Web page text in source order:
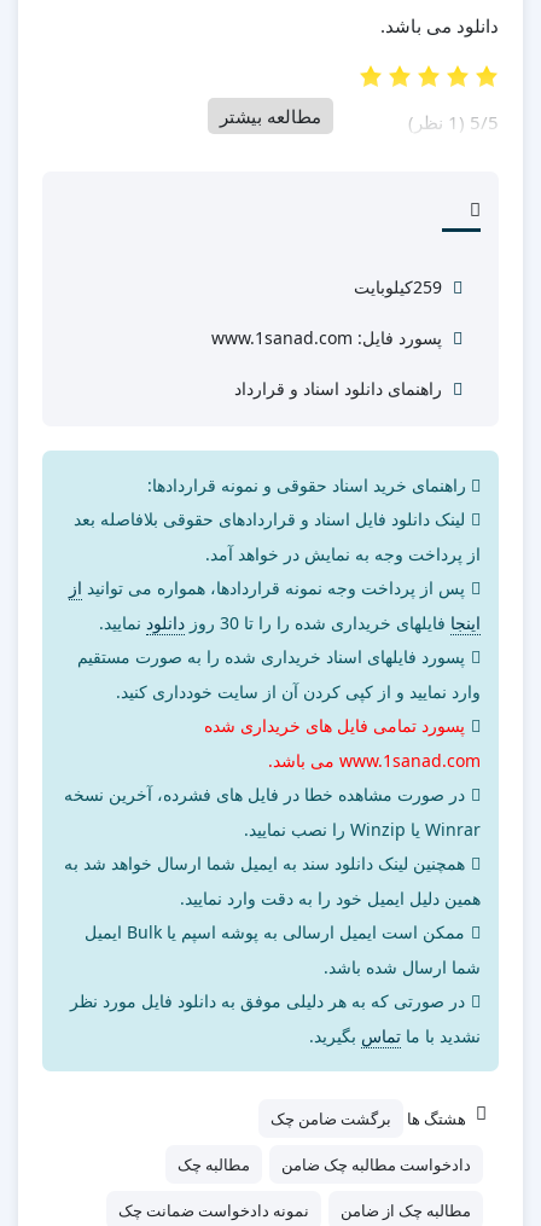
دانلود می باشد.
‫5/5 ‫(1 نظر) مطالعه بیشتر
259کیلوبایت
پسورد فایل: www.1sanad.com
راهنمای دانلود اسناد و قرارداد
راهنمای خرید اسناد حقوقی و نمونه قراردادها:
لینک دانلود فایل اسناد و قراردادهای حقوقی بلافاصله بعد
از پرداخت وجه به نمایش در خواهد آمد.
پس از پرداخت وجه نمونه قراردادها، همواره می توانید از
اینجا فایلهای خریداری شده را را تا 30 روز دانلود نمایید.
پسورد فایلهای اسناد خریداری شده را به صورت مستقیم
وارد نمایید و از کپی کردن آن از سایت خودداری کنید.
پسورد تمامی فایل های خریداری شده
www.1sanad.com می باشد.
در صورت مشاهده خطا در فایل های فشرده، آخرین نسخه
Winrar یا Winzip را نصب نمایید.
همچنین لینک دانلود سند به ایمیل شما ارسال خواهد شد به
همین دلیل ایمیل خود را به دقت وارد نمایید.
ممکن است ایمیل ارسالی به پوشه اسپم یا Bulk ایمیل
شما ارسال شده باشد.
در صورتی که به هر دلیلی موفق به دانلود فایل مورد نظر
نشدید با ما تماس بگیرید.
هشتگ ها برگشت ضامن چک
دادخواست مطالبه چک ضامن مطالبه چک
مطالبه چک از ضامن نمونه دادخواست ضمانت چک